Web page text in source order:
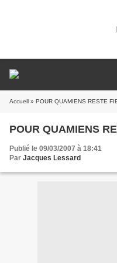
Accueil » POUR QUAMIENS RESTE
POUR QUAMIENS
Publié le 09/03/2007 à 18:41
Par Jacques Lessard